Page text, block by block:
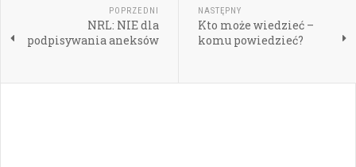
POPRZEDNI
NRL: NIE dla
podpisywania aneksów
NASTĘPNY
Kto może wiedzieć –
komu powiedzieć?